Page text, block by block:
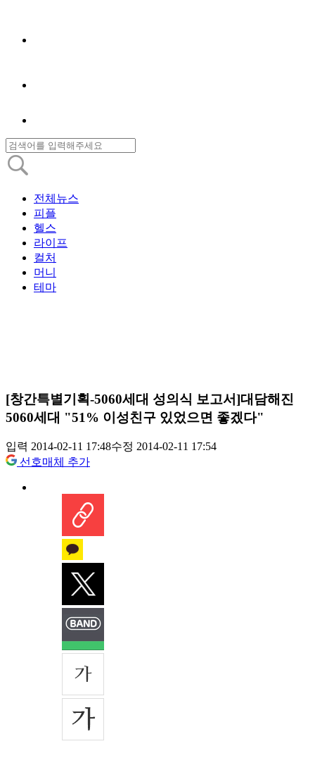
전체뉴스
피플
헬스
라이프
컬처
머니
테마
[창간특별기획-5060세대 성의식 보고서]대담해진
5060세대 "51% 이성친구 있었으면 좋겠다"
입력 2014-02-11 17:48수정 2014-02-11 17:54
선호매체 추가